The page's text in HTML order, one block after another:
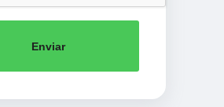
Enviar